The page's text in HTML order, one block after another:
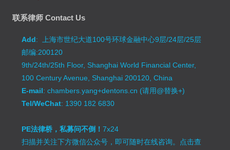
联系律师 Contact Us
Add: 上海市世纪大道100号环球金融中心9层/24层/25层
邮编:200120
9th/24th/25th Floor, Shanghai World Financial Center,
100 Century Avenue, Shanghai 200120, China
E-mail: chambers.yang+dentons.cn (请用@替换+)
Tel/WeChat: 1390 182 6830
PE法律桥，私募问不倒！7x24
扫描并关注下方微信公众号，即可随时在线咨询。 点击查